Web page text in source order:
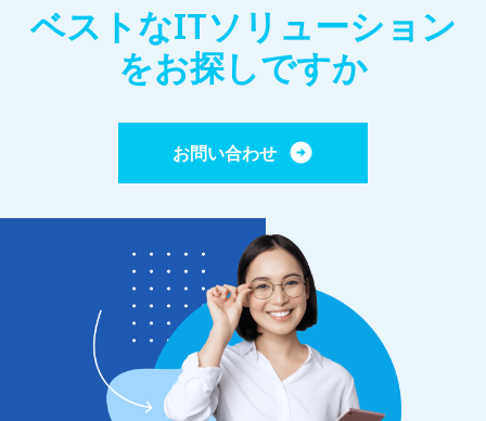
ベストなITソリューション
をお探しですか
お問い合わせ